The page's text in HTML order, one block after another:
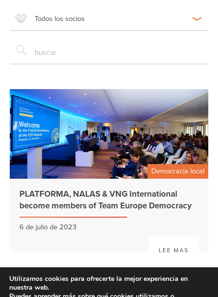
Todos los socios
Democracia local
PLATFORMA, NALAS & VNG International
become members of Team Europe Democracy
6 de julio de 2023
LEE MAS
Utilizamos cookies para ofrecerte la mejor experiencia en
nuestra web.